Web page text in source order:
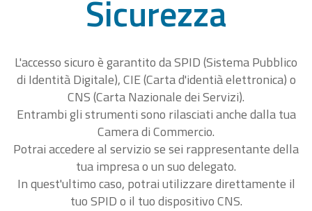
Sicurezza
L'accesso sicuro è garantito da SPID (Sistema Pubblico
di Identità Digitale), CIE (Carta d'identià elettronica) o
CNS (Carta Nazionale dei Servizi).
Entrambi gli strumenti sono rilasciati anche dalla tua
Camera di Commercio.
Potrai accedere al servizio se sei rappresentante della
tua impresa o un suo delegato.
In quest'ultimo caso, potrai utilizzare direttamente il
tuo SPID o il tuo dispositivo CNS.